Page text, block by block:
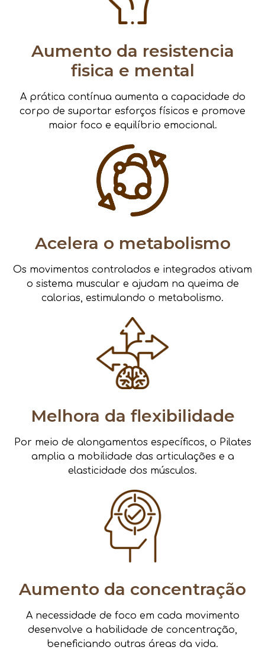
Aumento da resistencia
fisica e mental
A prática contínua aumenta a capacidade do
corpo de suportar esforços físicos e promove
maior foco e equilíbrio emocional.
Acelera o metabolismo
Os movimentos controlados e integrados ativam
o sistema muscular e ajudam na queima de
calorias, estimulando o metabolismo.
Melhora da flexibilidade
Por meio de alongamentos específicos, o Pilates
amplia a mobilidade das articulações e a
elasticidade dos músculos.
Aumento da concentração
A necessidade de foco em cada movimento
desenvolve a habilidade de concentração,
beneficiando outras áreas da vida.